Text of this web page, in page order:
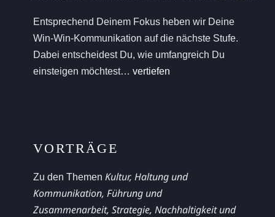
Entsprechend Deinem Fokus heben wir Deine
Win-Win-Kommunikation auf die nächste Stufe.
Dabei entscheidest Du, wie umfangreich Du
einsteigen möchtest… vertiefen
VORTRÄGE
Zu den Themen Kultur, Haltung und
Kommunikation, Führung und
Zusammenarbeit, Strategie, Nachhaltigkeit und